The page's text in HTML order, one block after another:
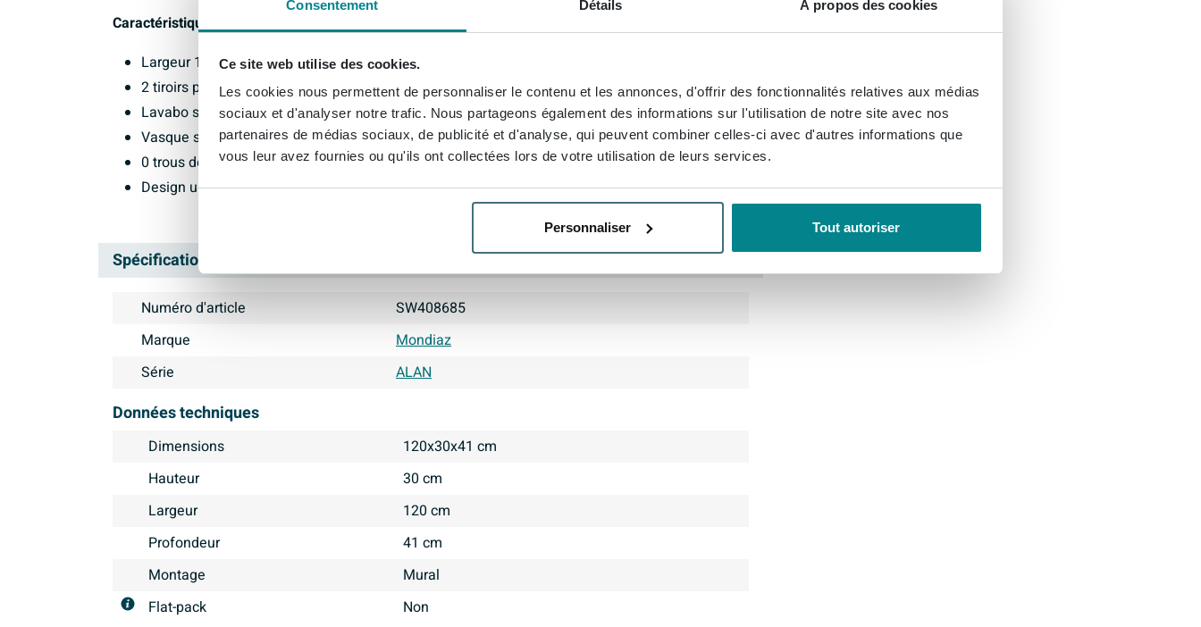
Consentement Détails À propos des cookies
Ce site web utilise des cookies.
Les cookies nous permettent de personnaliser le contenu et les annonces, d'offrir des fonctionnalités relatives aux médias
sociaux et d'analyser notre trafic. Nous partageons également des informations sur l'utilisation de notre site avec nos
partenaires de médias sociaux, de publicité et d'analyse, qui peuvent combiner celles-ci avec d'autres informations que
vous leur avez fournies ou qu'ils ont collectées lors de votre utilisation de leurs services.
Personnaliser Tout autoriser
Caractéristiques :
Largeur 120 cm
2 tiroirs pour l’espace de rangement
Lavabo suspendu
Vasque sur le côté gauche
0 trous de robinetterie
Design urban
Spécifications
Numéro d'article
SW408685
Marque
Mondiaz
Série
ALAN
Données techniques
Dimensions
120x30x41 cm
Hauteur
30 cm
Largeur
120 cm
Profondeur
41 cm
Montage
Mural
Flat-pack
Non